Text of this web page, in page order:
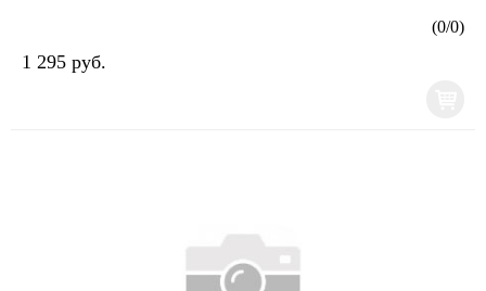
(0/0)
1 295 руб.